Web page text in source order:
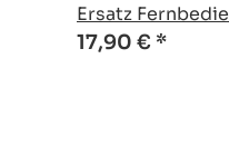
Ersatz
17,90 € *